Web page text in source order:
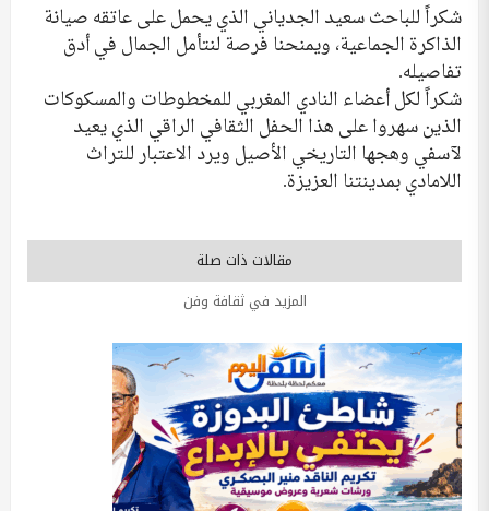
شكراً للباحث سعيد الجدياني الذي يحمل على عاتقه صيانة
الذاكرة الجماعية، ويمنحنا فرصة لنتأمل الجمال في أدق
تفاصيله.
شكراً لكل أعضاء النادي المغربي للمخطوطات والمسكوكات
الذين سهروا على هذا الحفل الثقافي الراقي الذي يعيد
لآسفي وهجها التاريخي الأصيل ويرد الاعتبار للتراث
اللامادي بمدينتنا العزيزة.
مقالات ذات صلة
المزيد في ثقافة وفن